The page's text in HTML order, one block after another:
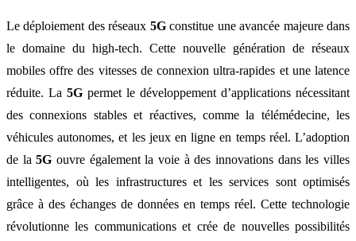
Le déploiement des réseaux 5Gconstitue une avancée majeure dans
le domaine du high-tech. Cette nouvelle génération de réseaux
mobiles offre des vitesses de connexion ultra-rapides et une latence
réduite. La 5G permet le développement d’applications nécessitant
des connexions stables et réactives, comme la télémédecine, les
véhicules autonomes, et les jeux en ligne en temps réel. L’adoption
de la5G ouvre également la voie à des innovations dans les villes
intelligentes, où les infrastructures et les services sont optimisés
grâce à des échanges de données en temps réel. Cette technologie
révolutionne les communications et crée de nouvelles possibilités